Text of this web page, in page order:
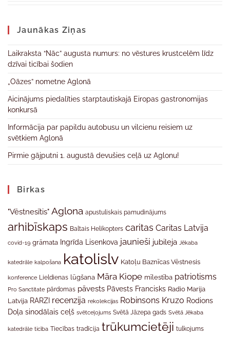
Jaunākas Ziņas
Laikraksta “Nāc” augusta numurs: no vēstures krustcelēm līdz
dzīvai ticībai šodien
„Oāzes” nometne Aglonā
Aicinājums piedalīties starptautiskajā Eiropas gastronomijas
konkursā
Informācija par papildu autobusu un vilcienu reisiem uz
svētkiem Aglonā
Pirmie gājputni 1. augustā devušies ceļā uz Aglonu!
Birkas
"Vēstnesītis" Aglona apustuliskais pamudinājums
arhibīskaps Baltais Helikopters caritas Caritas Latvija
covid-19 grāmata Ingrīda Lisenkova jaunieši jubileja Jēkaba
katedrāle kalpošana katolislv Katoļu Baznīcas Vēstnesis
konference Lieldienas lūgšana Māra Kiope mīlestība patriotisms
Pro Sanctitate pārdomas pāvests Pāvests Francisks Radio Marija
Latvija RARZI recenzija rekolekcijas Robinsons Kruzo Rodions
Doļa sinodālais ceļš svētceļojums Svētā Jāzepa gads Svētā Jēkaba
katedrāle ticība Tiecības tradīcija trūkumcietēji tulkojums